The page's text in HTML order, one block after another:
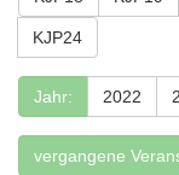
KJP24
Jahr: 2022
vergangene